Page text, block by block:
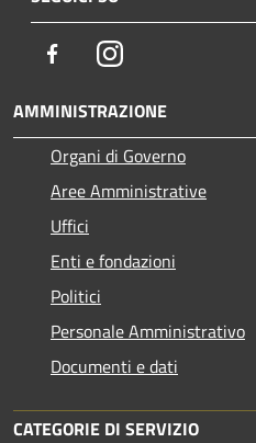
FacebookInstagram
AMMINISTRAZIONE
Organi di Governo
Aree Amministrative
Uffici
Enti e fondazioni
Politici
Personale Amministrativo
Documenti e dati
CATEGORIE DI SERVIZIO